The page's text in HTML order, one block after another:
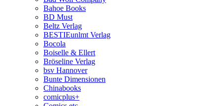
Bahoe Books
BD Must
Beltz Verlag
BESTIEunlmt Verlag
Bocola
Boiselle & Ellert
Bröseline Verlag
bsv Hannover
Bunte Dimensionen
Chinabooks
comicplus+